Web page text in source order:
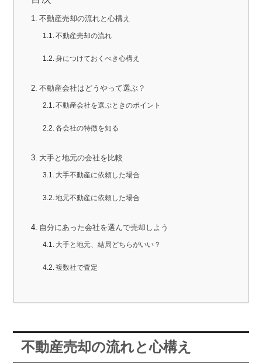
不動産売却の流れと心構え
不動産売却の流れ
身につけておくべき心構え
不動産会社はどうやって選ぶ？
不動産会社を選ぶときのポイント
各会社の特徴を知る
大手と地元の会社を比較
大手不動産に依頼した場合
地元不動産に依頼した場合
自分にあった会社を選んで売却しよう
大手と地元、結局どちらがいい？
複数社で査定
不動産売却の流れと心構え